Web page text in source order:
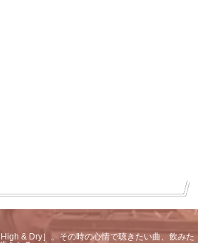
& Dry］。その時の心情で聴きたい曲、飲みた